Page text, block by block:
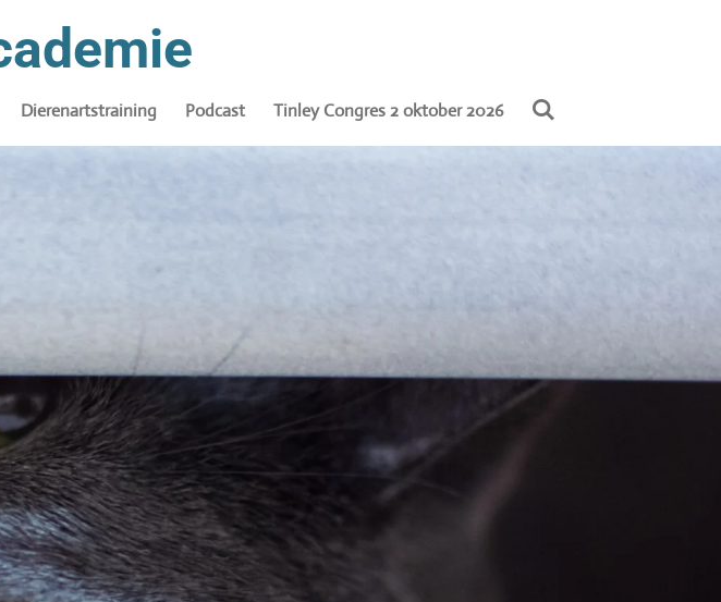
Dierenartstraining Podcast Tinley Congres 2 oktober 2026